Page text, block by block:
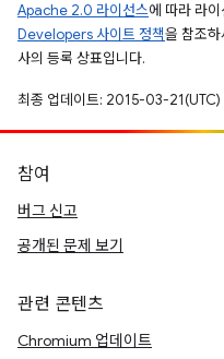
Apache 2.0 라이선스에 따라 라
Developers 사이트 정책을 참조
사의 등록 상표입니다.
최종 업데이트: 2015-03-21(UTC)
참여
버그 신고
공개된 문제 보기
관련 콘텐츠
Chromium 업데이트